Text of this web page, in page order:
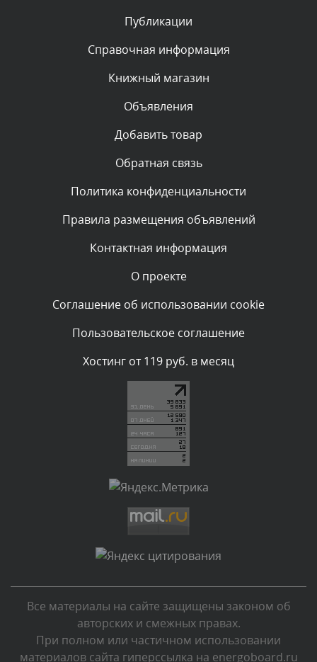
Комментарий проверяется
Текст комментария будет виден после проверки
администратором.
Комментарий проверяется
Текст комментария будет виден после проверки
администратором.
Комментарий проверяется
администратором.
Комментарий проверяется
администратором.
Комментарий проверяется
Текст комментария будет виден после проверки
Комментарий проверяется
Текст комментария будет виден после проверки
администратором.
Текст комментария будет виден после проверки
администратором.
Комментарий проверяется
Текст комментария будет виден после проверки
администратором.
Публикации
Справочная информация
Книжный магазин
Объявления
Добавить товар
Обратная связь
Политика конфиденциальности
Правила размещения объявлений
Контактная информация
О проекте
Соглашение об использовании cookie
Пользовательское соглашение
Хостинг от 119 руб. в месяц
Все материалы на сайте защищены законом об
авторских и смежных правах.
При полном или частичном использовании
материалов сайта гиперссылка на energoboard.ru